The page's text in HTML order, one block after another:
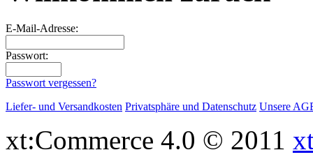
E-Mail-Adresse:
Passwort:
Passwort vergessen?
Liefer- und Versandkosten Privatsphäre und Datenschutz Unsere
xt:Commerce 4.0 © 2011